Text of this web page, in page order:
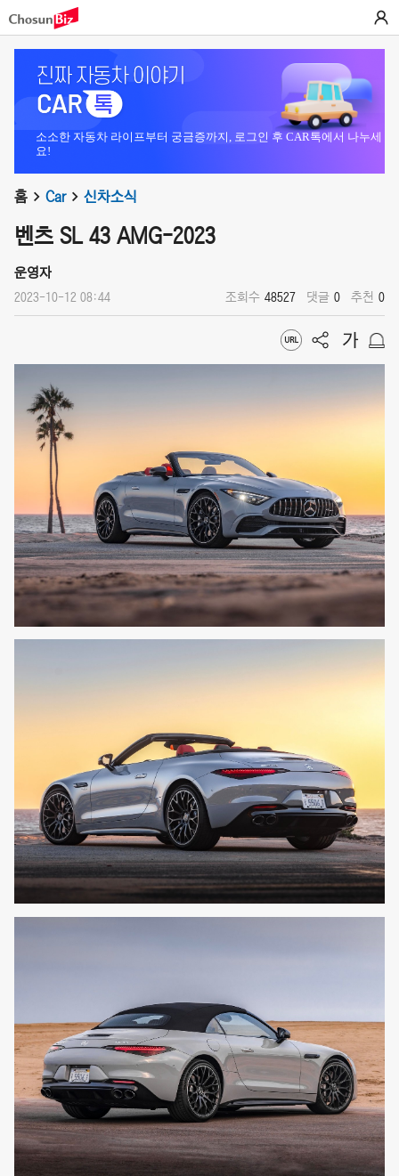
소소한 자동차 라이프부터 궁금증까지, 로그인 후 CAR톡에서 나누세
요!
홈 Car 신차소식
벤츠 SL 43 AMG-2023
운영자
2023-10-12 08:44 조회수 48527 댓글 0 추천 0